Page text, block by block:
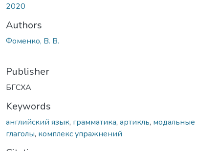
2020
Authors
Фоменко, В. В.
Publisher
БГСХА
Keywords
английский язык, грамматика, артикль, модальные
глаголы, комплекс упражнений